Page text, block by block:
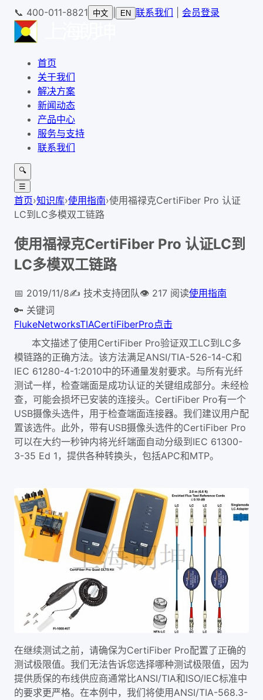
📞 400-011-8821 中文 EN 联系我们 会员登录
首页
关于我们
解决方案
新闻动态
产品中心
服务与支持
联系我们
🔍
☰
首页›知识库›使用指南›使用福禄克CertiFiber Pro 认证
LC到LC多模双工链路
使用福禄克CertiFiber Pro 认证LC到
LC多模双工链路
📅 2019/11/8✍️ 技术支持团队👁 217 阅读使用指南
🔑 关键词
FlukeNetworksTIACertiFiberPro点击
本文描述了使用CertiFiber Pro验证双工LC到LC多
模链路的正确方法。该方法满足ANSI/TIA-526-14-C和
IEC 61280-4-1:2010中的环通量发射要求。与所有光纤
测试一样，检查端面是成功认证的关键组成部分。未经检
查，可能会损坏已安装的连接头。CertiFiber Pro有一个
USB摄像头选件，用于检查端面连接器。我们建议用户配
置该选件。此外，带有USB摄像头选件的CertiFiber Pro
可以在大约一秒钟内将光纤端面自动分级到IEC 61300-
3-35 Ed 1，提供各种转换头，包括APC和MTP。
在继续测试之前，请确保为CertiFiber Pro配置了正确的
测试极限值。我们无法告诉您选择哪种测试极限值，因为
提供质保的布线供应商通常比ANSI/TIA和ISO/IEC标准中
的要求更严格。在本例中，我们将使用ANSI/TIA-568.3-